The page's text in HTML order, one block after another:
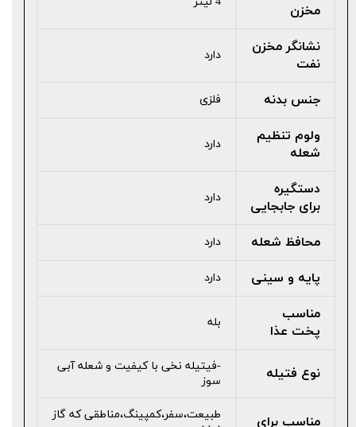
مخزن
نشانگر مخزن
نفت
دارد
جنس بدنه فلزی
ولوم تنظیم
شعله
دارد
دستگیره
برای جابجایی
دارد
محافظ شعله دارد
پایه و سینی دارد
مناسب
پخت عذا
بله
نوع فتیله
-فیتیله نخی با کیفیت و شعله آبی
سوز
مناسب برای
طبیعت،سفر،کمپینگ،مناطقی که گاز